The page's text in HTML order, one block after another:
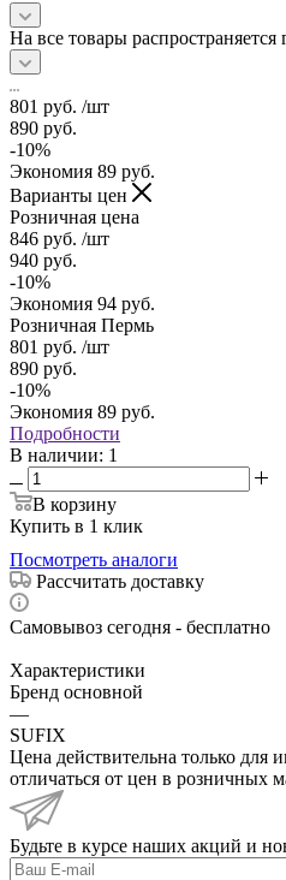
На все товары распространяется
801 руб. /шт
890 руб.
-10%
Экономия 89 руб.
Варианты цен
Розничная цена
846 руб. /шт
940 руб.
-10%
Экономия 94 руб.
Розничная Пермь
801 руб. /шт
890 руб.
-10%
Экономия 89 руб.
Подробности
В наличии: 1
В корзину
Купить в 1 клик
Посмотреть аналоги
Рассчитать доставку
Самовывоз сегодня - бесплатно
Характеристики
Бренд основной
—
SUFIX
Цена действительна только для
отличаться от цен в розничных
Будьте в курсе наших акций и